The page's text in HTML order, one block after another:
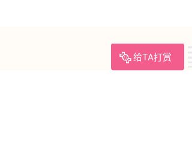
给TA打赏